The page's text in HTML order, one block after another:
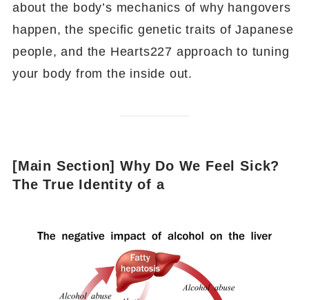
about the body’s mechanics of why hangovers
happen, the specific genetic traits of Japanese
people, and the Hearts227 approach to tuning
your body from the inside out.
[Main Section] Why Do We Feel Sick?
The True Identity of a